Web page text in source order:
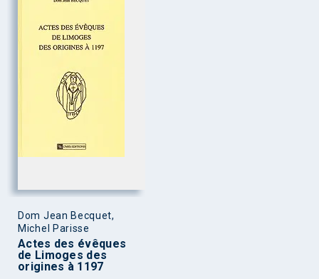
Dom Jean Becquet,
Michel Parisse
Actes des évêques
de Limoges des
origines à 1197